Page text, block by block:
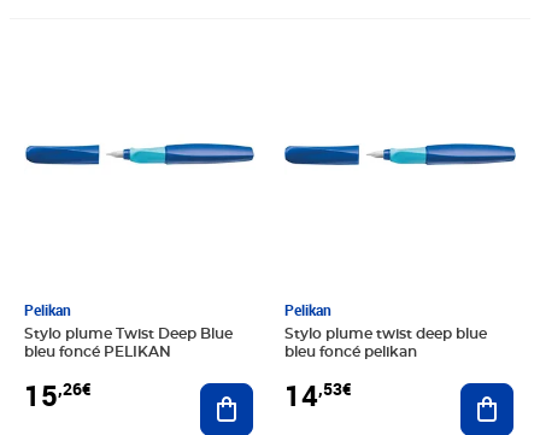
Pelikan
Stylo plume Twist Deep Blue
bleu foncé PELIKAN
15,26€ Ajouter au panier
Pelikan
Stylo plume twist deep blue
bleu foncé pelikan
14,53€